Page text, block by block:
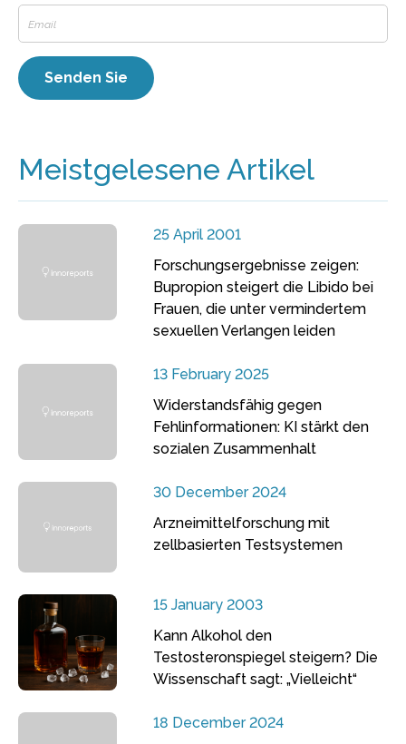
Meistgelesene Artikel
25 April 2001
Forschungsergebnisse zeigen:
Bupropion steigert die Libido bei
Frauen, die unter vermindertem
sexuellen Verlangen leiden
13 February 2025
Widerstandsfähig gegen
Fehlinformationen: KI stärkt den
sozialen Zusammenhalt
30 December 2024
Arzneimittelforschung mit
zellbasierten Testsystemen
15 January 2003
Kann Alkohol den
Testosteronspiegel steigern? Die
Wissenschaft sagt: „Vielleicht“
18 December 2024